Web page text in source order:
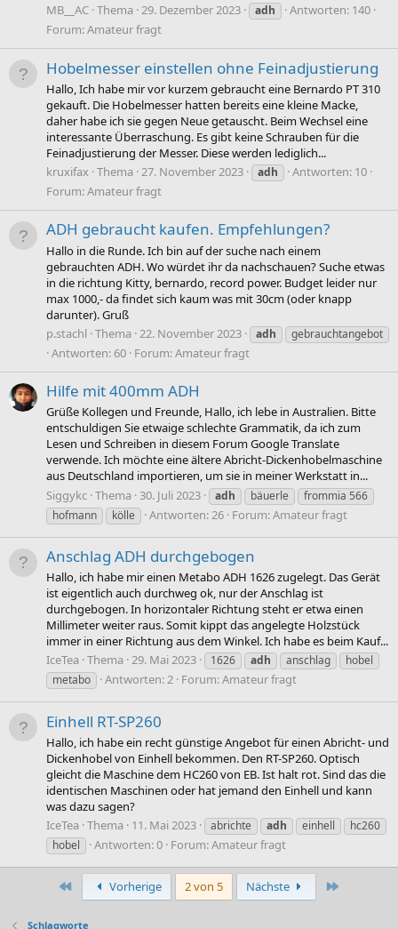
MB__AC Thema 29. Dezember 2023 adh
Antworten: 140
Forum:Amateur fragt
Hobelmesser einstellen ohne Feinadjustierung
Hallo, Ich habe mir vor kurzem gebraucht eine Bernardo PT 310
gekauft. Die Hobelmesser hatten bereits eine kleine Macke,
daher habe ich sie gegen Neue getauscht. Beim Wechsel eine
interessante Überraschung. Es gibt keine Schrauben für die
Feinadjustierung der Messer. Diese werden lediglich...
kruxifax Thema 27. November 2023 adh
Antworten: 10
Forum:Amateur fragt
ADH gebraucht kaufen. Empfehlungen?
Hallo in die Runde. Ich bin auf der suche nach einem
gebrauchten ADH. Wo würdet ihr da nachschauen? Suche etwas
in die richtung Kitty, bernardo, record power. Budget leider nur
max 1000,- da findet sich kaum was mit 30cm (oder knapp
darunter). Gruß
p.stachl Thema 22. November 2023 adh gebrauchtangebot
Antworten: 60 Forum:Amateur fragt
Hilfe mit 400mm ADH
Grüße Kollegen und Freunde, Hallo, ich lebe in Australien. Bitte
entschuldigen Sie etwaige schlechte Grammatik, da ich zum
Lesen und Schreiben in diesem Forum Google Translate
verwende. Ich möchte eine ältere Abricht-Dickenhobelmaschine
aus Deutschland importieren, um sie in meiner Werkstatt in...
Siggykc Thema 30. Juli 2023 adh bäuerle
frommia 566
hofmann
kölle Antworten: 26 Forum:Amateur fragt
Anschlag ADH durchgebogen
Hallo, ich habe mir einen Metabo ADH 1626 zugelegt. Das Gerät
ist eigentlich auch durchweg ok, nur der Anschlag ist
durchgebogen. In horizontaler Richtung steht er etwa einen
Millimeter weiter raus. Somit kippt das angelegte Holzstück
immer in einer Richtung aus dem Winkel. Ich habe es beim Kauf...
IceTea Thema 29. Mai 2023 1626 adh anschlag
hobel
metabo
Antworten: 2 Forum:Amateur fragt
Einhell RT-SP260
Hallo, ich habe ein recht günstige Angebot für einen Abricht- und
Dickenhobel von Einhell bekommen. Den RT-SP260. Optisch
gleicht die Maschine dem HC260 von EB. Ist halt rot. Sind das die
identischen Maschinen oder hat jemand den Einhell und kann
was dazu sagen?
IceTea Thema 11. Mai 2023 abrichte adh einhell
hc260
hobel
Antworten: 0 Forum:Amateur fragt
Erste Vorherige 2 von 5 Nächste
Schlagworte